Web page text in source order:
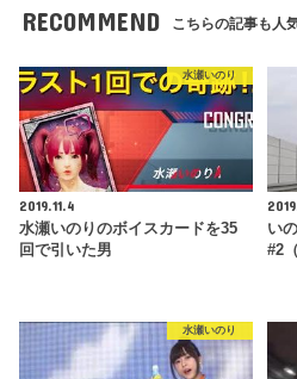
RECOMMEND こちらの記事も人
水瀬いのり
2019.11.4
水瀬いのりのボイスカードを35
回で引いた男
い
#2
水瀬いのり